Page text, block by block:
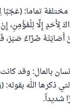
تماما: (عَجَبًا
لِأَحَدٍ إِلَّا لِلْمُؤْمِنِ،
أَصَابَتْهُ ضَرَّاءُ صَبَرَ،
بالمال: وقد
ذكرها الله
شديداً.